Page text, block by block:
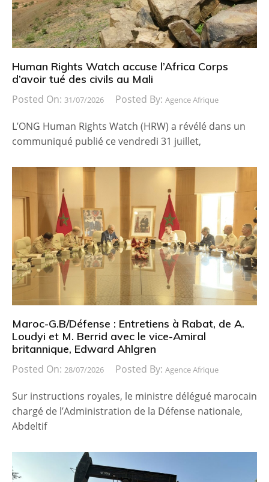
Human Rights Watch accuse l’Africa Corps
d’avoir tué des civils au Mali
Posted On: 31/07/2026 Posted By: Agence Afrique
L’ONG Human Rights Watch (HRW) a révélé dans un
communiqué publié ce vendredi 31 juillet,
Maroc-G.B/Défense : Entretiens à Rabat, de A.
Loudyi et M. Berrid avec le vice-Amiral
britannique, Edward Ahlgren
Posted On: 28/07/2026 Posted By: Agence Afrique
Sur instructions royales, le ministre délégué marocain
chargé de l’Administration de la Défense nationale,
Abdeltif